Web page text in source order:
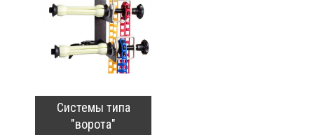
Системы типа
"ворота"